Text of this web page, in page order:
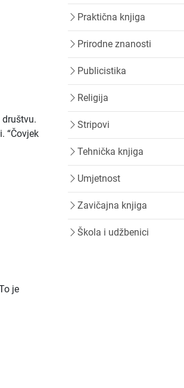
“Čovjek
je
Praktična knjiga
Prirodne znanosti
Publicistika
Religija
Stripovi
Tehnička knjiga
Umjetnost
Zavičajna knjiga
Škola i udžbenici